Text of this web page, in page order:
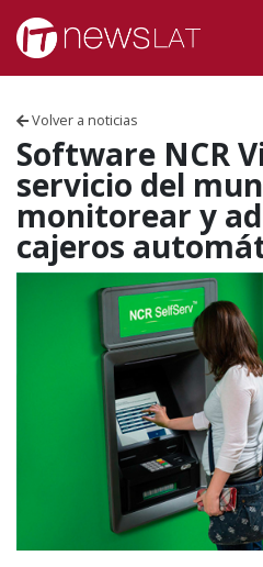
Skip to content
Volver a noticias
Software NCR
servicio del
monitorear y
cajeros PERÚ
CHILE